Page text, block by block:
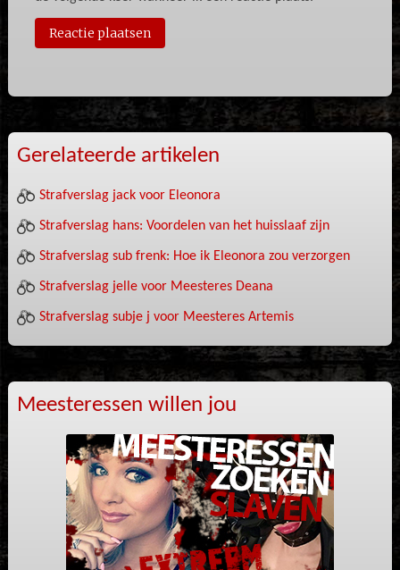
Gerelateerde artikelen
Strafverslag jack voor Eleonora
Strafverslag hans: Voordelen van het huisslaaf zijn
Strafverslag sub frenk: Hoe ik Eleonora zou verzorgen
Strafverslag jelle voor Meesteres Deana
Strafverslag subje j voor Meesteres Artemis
Meesteressen willen jou